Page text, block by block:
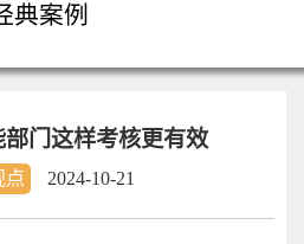
典案例
门这样考核更有效
点 2024-10-21